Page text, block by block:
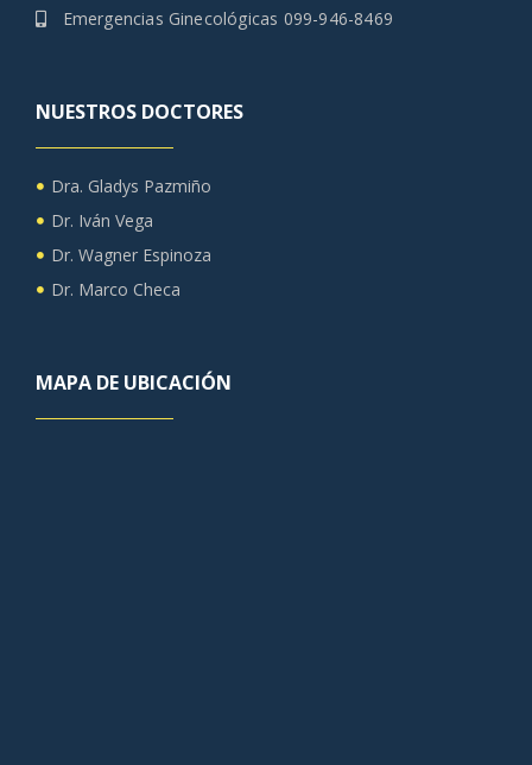
Emergencias Ginecológicas 099-946-8469‬
NUESTROS DOCTORES
Dra. Gladys Pazmiño
Dr. Iván Vega
Dr. Wagner Espinoza
Dr. Marco Checa
MAPA DE UBICACIÓN